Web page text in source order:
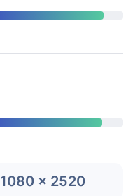
1080 x 2520